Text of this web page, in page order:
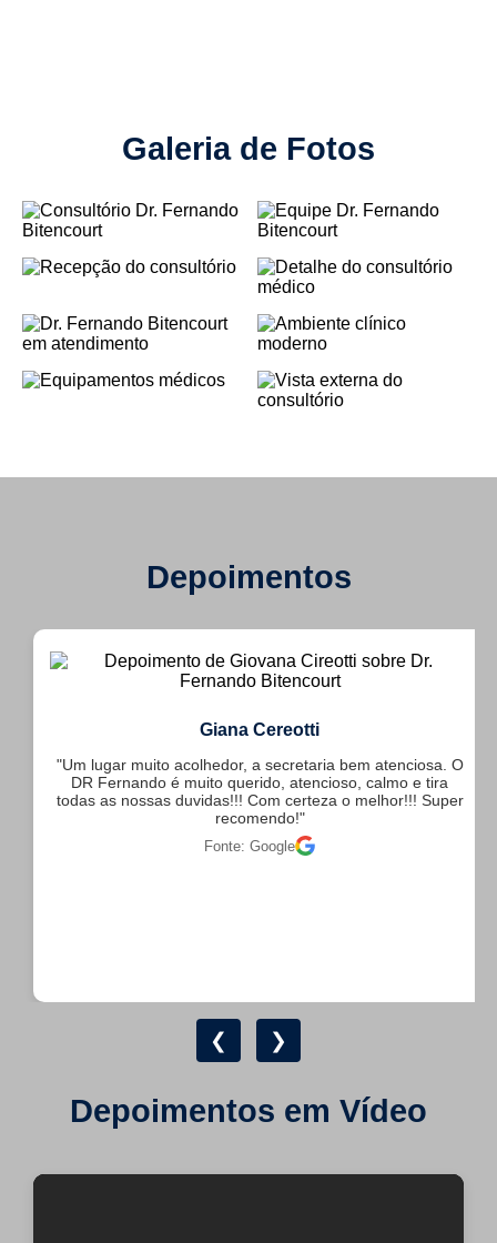
Galeria de Fotos
Depoimentos
Giana Cereotti
"Um lugar muito acolhedor, a secretaria bem atenciosa. O
DR Fernando é muito querido, atencioso, calmo e tira
todas as nossas duvidas!!! Com certeza o melhor!!! Super
recomendo!"
Fonte: Google
❮ ❯
Depoimentos em Vídeo